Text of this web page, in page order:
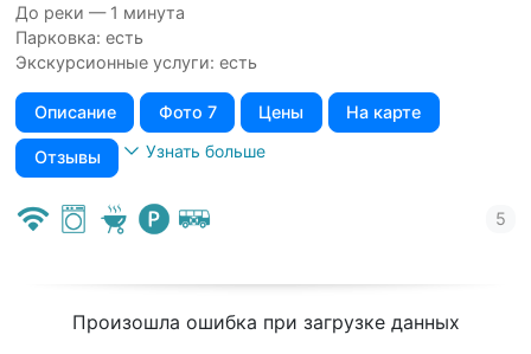
До реки — 1 минута
Парковка: есть
Экскурсионные услуги: есть
Описание Фото 7 Цены На карте
Отзывы Узнать больше
Произошла ошибка при загрузке данных